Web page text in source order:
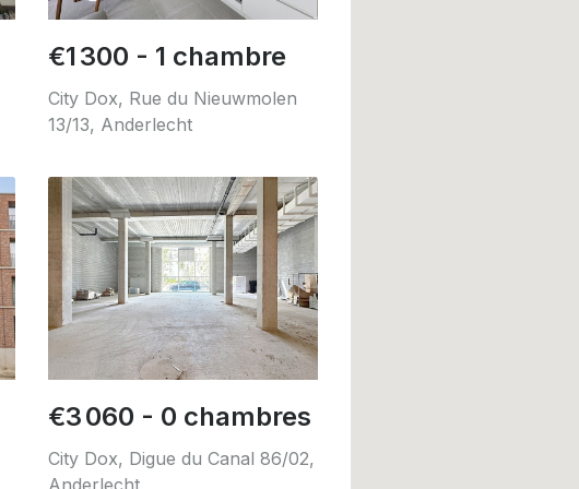
€1 300 - 1 chambre
City Dox, Rue du Nieuwmolen
13/13, Anderlecht
€3 060 - 0 chambres
City Dox, Digue du Canal 86/02,
Anderlecht